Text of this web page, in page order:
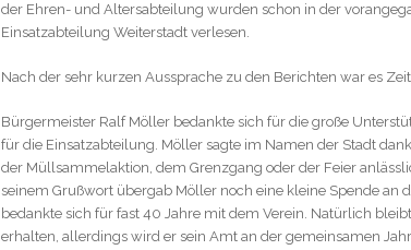
der Ehren- und Altersabteilung wurden schon in der
Einsatzabteilung Weiterstadt verlesen.
Nach der sehr kurzen Aussprache zu den Berichten war es
Bürgermeister Ralf Möller bedankte sich für die große
für die Einsatzabteilung. Möller sagte im Namen der Stadt
der Müllsammelaktion, dem Grenzgang oder der Feier
seinem Grußwort übergab Möller noch eine kleine Spende an
bedankte sich für fast 40 Jahre mit dem Verein. Natürlich
erhalten, allerdings wird er sein Amt an der gemeinsamen